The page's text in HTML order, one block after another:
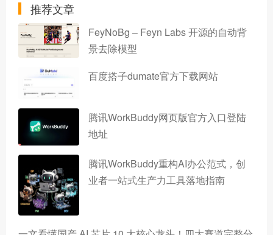
推荐文章
FeyNoBg – Feyn Labs 开源的自动背
景去除模型
百度搭子dumate官方下载网站
腾讯WorkBuddy网页版官方入口登陆
地址
腾讯WorkBuddy重构AI办公范式，创
业者一站式生产力工具落地指南